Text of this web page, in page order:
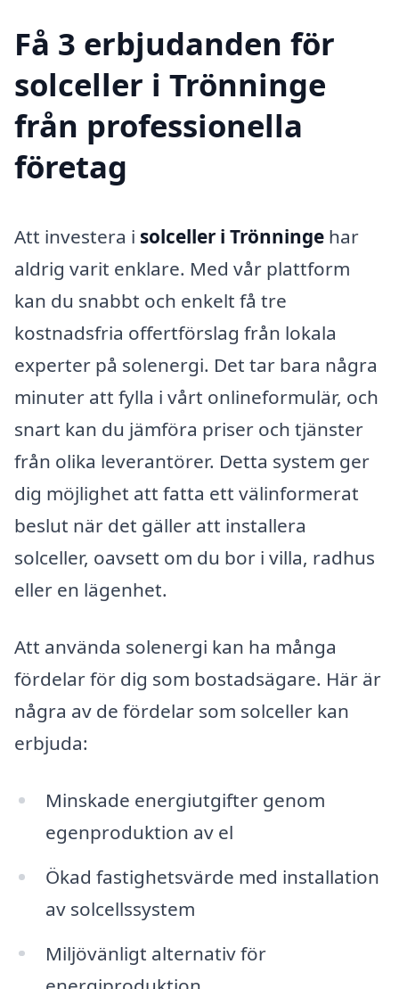
Få 3 erbjudanden för
solceller i Trönninge
från professionella
företag
Att investera i solceller i Trönninge har
aldrig varit enklare. Med vår plattform
kan du snabbt och enkelt få tre
kostnadsfria offertförslag från lokala
experter på solenergi. Det tar bara några
minuter att fylla i vårt onlineformulär, och
snart kan du jämföra priser och tjänster
från olika leverantörer. Detta system ger
dig möjlighet att fatta ett välinformerat
beslut när det gäller att installera
solceller, oavsett om du bor i villa, radhus
eller en lägenhet.
Att använda solenergi kan ha många
fördelar för dig som bostadsägare. Här är
några av de fördelar som solceller kan
erbjuda:
Minskade energiutgifter genom
egenproduktion av el
Ökad fastighetsvärde med installation
av solcellssystem
Miljövänligt alternativ för